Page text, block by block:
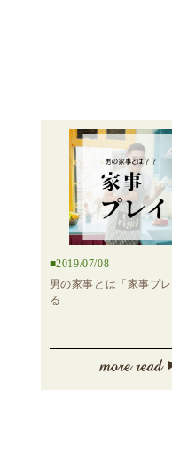
2019/07/08
男の家事とは「家事プ
る